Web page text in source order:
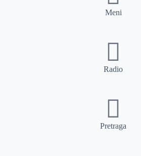
Meni
Radio
Pretraga